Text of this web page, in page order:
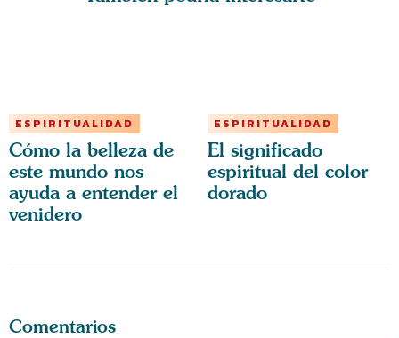
ESPIRITUALIDAD
Cómo la belleza de
este mundo nos
ayuda a entender el
venidero
ESPIRITUALIDAD
El significado
espiritual del color
dorado
Comentarios